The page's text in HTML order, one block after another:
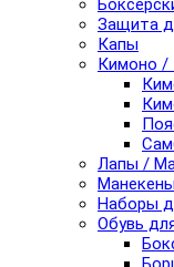
Защита
Капы
Кимоно /
Лапы /
Наборы
Обувь